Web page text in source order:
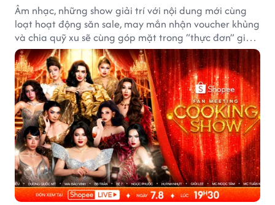
Âm nhạc, những show giải trí với nội dung mới cùng
loạt hoạt động săn sale, may mắn nhận voucher khủng
và chia quỹ xu sẽ cùng góp mặt trong “thực đơn” giải
trí cuối tuần trên Shopee, diễn ra liên tiếp vào ngày
7/8 và 8/8.